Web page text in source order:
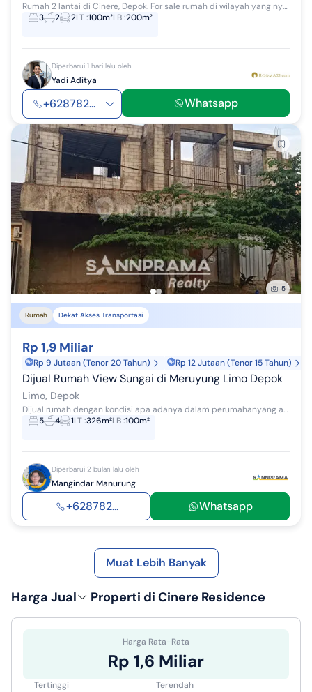
Rumah 2 lantai di Cinere, Depok. For sale rumah di wilayah yang nyaman dengan pemandangan taman kota. Properti 2 lantai bergaya modern ini berada ...
3
2 2LT:100m²LB:200m²
Diperbarui 1 hari lalu oleh
Yadi Aditya
+628782... Whatsapp
5
Rumah Dekat Akses Transportasi
Rp 1,9 Miliar
Rp 9 Jutaan (Tenor 20 Tahun) Rp 12 Jutaan (Tenor 15 Tahun)
Dijual Rumah View Sungai di Meruyung Limo Depok
Limo, Depok
Dijual rumah dengan kondisi apa adanya dalam perumahanyang asri dan nyaman di Meruyung Limo (View Terbaik /View Sungai) Spesifikasi LB/LT : 100/3...
5
4 1LT:326m²LB:100m²
Diperbarui 2 bulan lalu oleh
Mangindar Manurung
+628782... Whatsapp
Muat Lebih Banyak
Harga Jual Properti di Cinere Residence
Harga Rata-Rata
Rp 1,6 Miliar
Tertinggi Terendah